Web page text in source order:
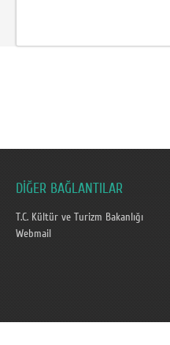
DİĞER BAĞLANTILAR
T.C. Kültür ve Turizm Bakanlığı
Webmail